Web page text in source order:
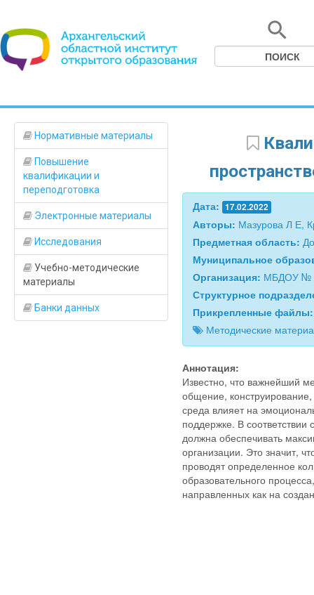
Нормативные материалы
Повышение
квалификации и
переподготовка
Электронные материалы
Исследования
Учебно-методические
материалы
Банки данных
Дата: 17.02.2022
Авторы: Мазурова Л Е,
Предметная область:
Муниципальное
Организация: МБДОУ №
Структурное
Прикрепленные
Методические
Аннотация:
Известно, что важнейший
общение, конструирование,
среда влияет на
поддержке. В
должна обеспечивать
организации. Это значит,
проводят определенное
образовательного
направленных как на